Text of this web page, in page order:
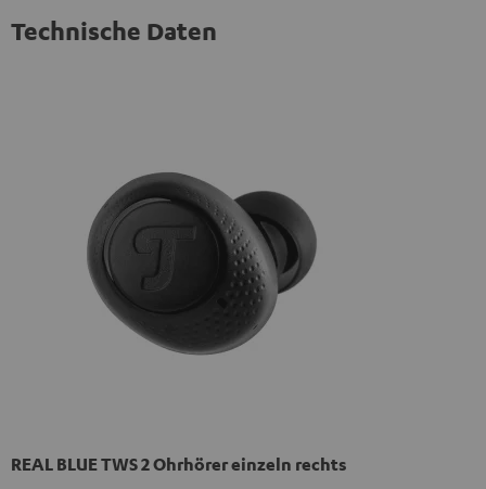
Technische Daten
REAL BLUE TWS 2 Ohrhörer einzeln rechts